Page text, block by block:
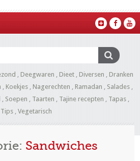
, Deegwaren , Dieet , Diversen , Dranken
, Koekjes , Nagerechten , Ramadan , Salades ,
, Soepen , Taarten , Tajine recepten , Tapas ,
Tips, Vegetarisch
Sandwiches